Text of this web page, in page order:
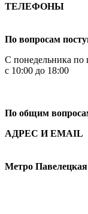
ТЕЛЕФОНЫ
По вопросам
С понедельника по
с 10:00 до 18:00
По общим
АДРЕС И EMAIL
Метро Павелецкая